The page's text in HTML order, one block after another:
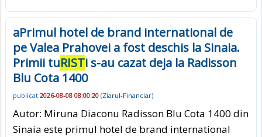
aPrimul hotel de brand international de
pe Valea Prahovei a fost deschis la Sinaia.
Primii tuRISTi s-au cazat deja la Radisson
Blu Cota 1400
publicat 2026-08-08 08:00:20 (Ziarul-Financiar)
Autor: Miruna Diaconu Radisson Blu Cota 1400 din
Sinaia este primul hotel de brand international